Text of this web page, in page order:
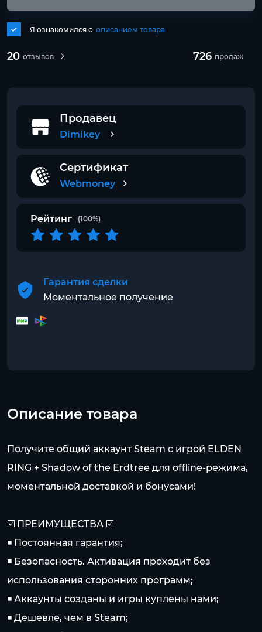
20 отзывов 726 продаж
Я ознакомился с описанием товара
Продавец
Dimikey
Сертификат
Webmoney
Рейтинг (100%)
Гарантия сделки
Моментальное получение
Описание товара
Получите общий аккаунт Steam с игрой ELDEN
RING + Shadow of the Erdtree для offline-режима,
моментальной доставкой и бонусами!
☑️ ПРЕИМУЩЕСТВА ☑️
◾️ Постоянная гарантия;
◾️ Безопасность. Активация проходит без
использования сторонних программ;
◾️ Аккаунты созданы и игры куплены нами;
◾️ Дешевле, чем в Steam;